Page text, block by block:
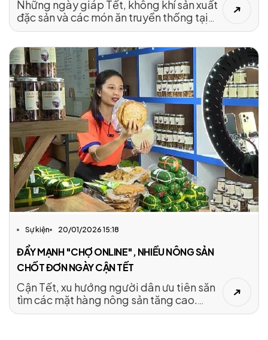
Những ngày giáp Tết, không khí sản xuất
đặc sản và các món ăn truyền thống tại
các làng nghề trở nên nhộn nhịp hơn hẳn
hàng phục vụ thị trường Tết Nguyên đán
Bính Ngọ 2026.
Sự kiện 20/01/2026 15:18
ĐẨY MẠNH "CHỢ ONLINE", NHIỀU NÔNG SẢN
CHỐT ĐƠN NGÀY CẬN TẾT
Cận Tết, xu hướng người dân ưu tiên săn
tìm các mặt hàng nông sản tăng cao.
Nắm bắt tâm lý này, nhiều địa phương